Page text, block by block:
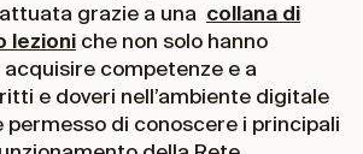
grazie a una collana di
lezioni che non solo hanno
competenze e a
e doveri nell’ambiente digitale
permesso di conoscere i principali